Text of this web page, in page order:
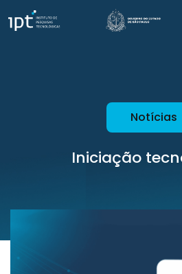
Notícias
Iniciação